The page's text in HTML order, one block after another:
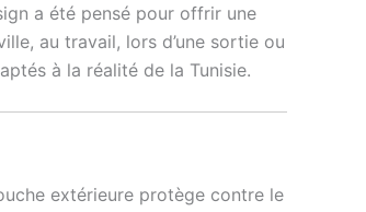
a été pensé pour offrir une
au travail, lors d’une sortie ou
à la réalité de la Tunisie.
extérieure protège contre le